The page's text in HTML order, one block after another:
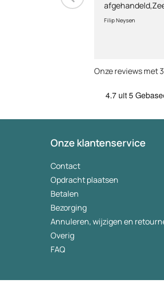
met de service
Filip Neysen
Onze reviews met
4.7uit 5
Onze klantenservice
Contact
Opdracht plaatsen
Betalen
Bezorging
Annuleren, wijzigen en
Overig
FAQ